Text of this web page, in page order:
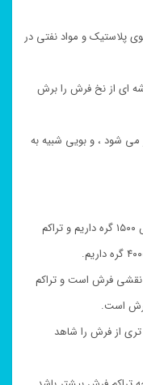
پلاستیک و مواد نفتی در
ای از نخ فرش را برش
می شود ، و بویی شبیه به
شانه ۱۵۰۰ یعنی ما در عرض صد از فرش ۱۵۰۰ گره داریم و تراکم
نقشی فرش است و تراکم
است.
تری از فرش را شاهد